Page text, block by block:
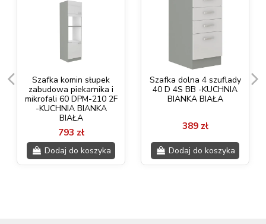
Szafka komin słupek
zabudowa piekarnika i
mikrofali 60 DPM-210 2F
-KUCHNIA BIANKA
BIAŁA
793 zł
Dodaj do koszyka
Szafka dolna 4 szuflady
40 D 4S BB -KUCHNIA
BIANKA BIAŁA
389 zł
Dodaj do koszyka